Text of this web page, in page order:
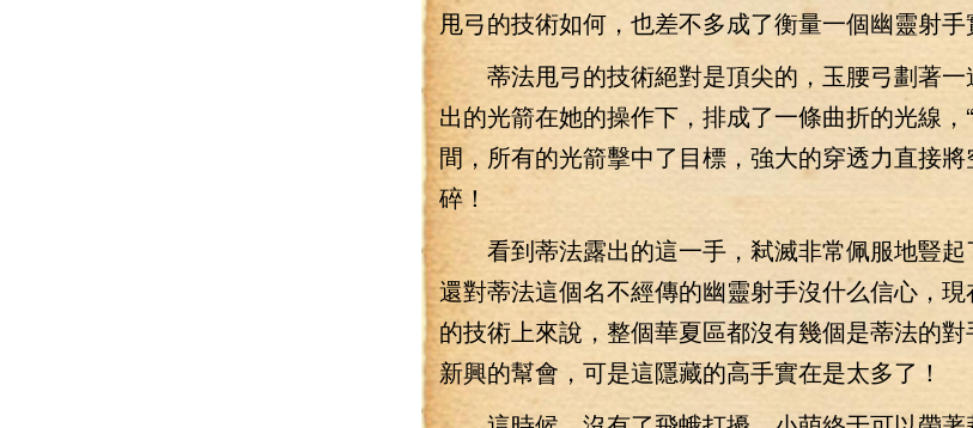
甩弓的技術如何，也差不多成了衡量一個幽靈射手
蒂法甩弓的技術絕對是頂尖的，玉腰弓劃著一
出的光箭在她的操作下，排成了一條曲折的光線
間，所有的光箭擊中了目標，強大的穿透力直接
碎！
看到蒂法露出的這一手，弒滅非常佩服地豎起
還對蒂法這個名不經傳的幽靈射手沒什么信心，
的技術上來說，整個華夏區都沒有幾個是蒂法的
新興的幫會，可是這隱藏的高手實在是太多了！